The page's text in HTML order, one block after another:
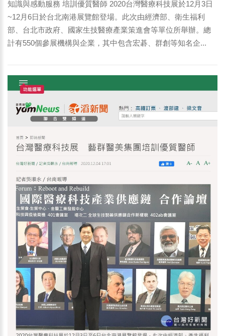
知識與感動服務 培訓優質醫師 2020台灣醫療科技展於12月3日
~12月6日於台北南港展覽館登場。此次由經濟部、衛生福利
部、台北市政府、國家生技醫療產業策進會等單位所舉辦。總
計有550個參展機構與企業，其中包含宏碁、群創等知名企...